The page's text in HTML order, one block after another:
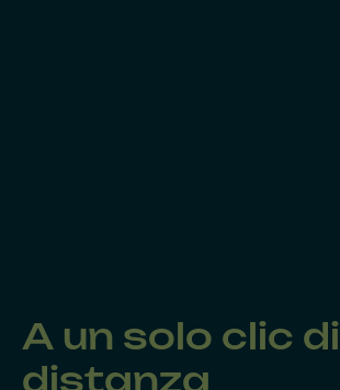
A un solo clic di
distanza